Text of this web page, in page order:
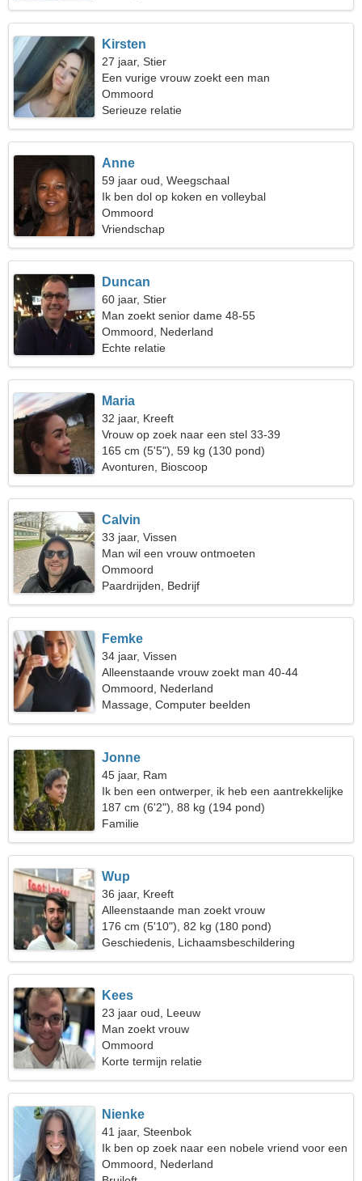
Kirsten
27 jaar, Stier
Een vurige vrouw zoekt een man
Ommoord
Serieuze relatie
Anne
59 jaar oud, Weegschaal
Ik ben dol op koken en volleybal
Ommoord
Vriendschap
Duncan
60 jaar, Stier
Man zoekt senior dame 48-55
Ommoord, Nederland
Echte relatie
Maria
32 jaar, Kreeft
Vrouw op zoek naar een stel 33-39
165 cm (5'5"), 59 kg (130 pond)
Avonturen, Bioscoop
Calvin
33 jaar, Vissen
Man wil een vrouw ontmoeten
Ommoord
Paardrijden, Bedrijf
Femke
34 jaar, Vissen
Alleenstaande vrouw zoekt man 40-44
Ommoord, Nederland
Massage, Computer beelden
Jonne
45 jaar, Ram
Ik ben een ontwerper, ik heb een aantrekkelijke
vrouw nodig
187 cm (6'2"), 88 kg (194 pond)
Familie
Wup
36 jaar, Kreeft
Alleenstaande man zoekt vrouw
176 cm (5'10"), 82 kg (180 pond)
Geschiedenis, Lichaamsbeschildering
Kees
23 jaar oud, Leeuw
Man zoekt vrouw
Ommoord
Korte termijn relatie
Nienke
41 jaar, Steenbok
Ik ben op zoek naar een nobele vriend voor een
wandeling
Ommoord, Nederland